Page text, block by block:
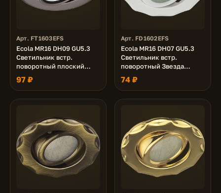
Арт. FT1603EFS
Ecola MR16 DH09 GU5.3
Светильник встр.
поворотный плоский
(скрытый крепеж лампы)
Черный Хром 25x90
(кd74)
97 ₽
Арт. FD1602EFS
Ecola MR16 DH07 GU5.3
Светильник встр.
поворотный Звезда
(скрытый крепеж лампы)
Белый 25x88 (кd74)
74 ₽